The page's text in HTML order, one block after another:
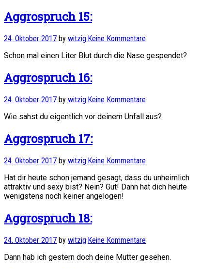
Aggrospruch 15:
24. Oktober 2017 by witzig·Keine Kommentare
Schon mal einen Liter Blut durch die Nase gespendet?
Aggrospruch 16:
24. Oktober 2017 by witzig·Keine Kommentare
Wie sahst du eigentlich vor deinem Unfall aus?
Aggrospruch 17:
24. Oktober 2017 by witzig·Keine Kommentare
Hat dir heute schon jemand gesagt, dass du unheimlich
attraktiv und sexy bist? Nein? Gut! Dann hat dich heute
wenigstens noch keiner angelogen!
Aggrospruch 18:
24. Oktober 2017 by witzig·Keine Kommentare
Dann hab ich gestern doch deine Mutter gesehen.